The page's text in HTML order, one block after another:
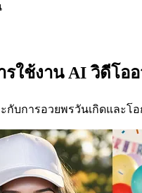
รใช้งาน AI วิดีโอ
กับการอวยพรวันเกิดและโ